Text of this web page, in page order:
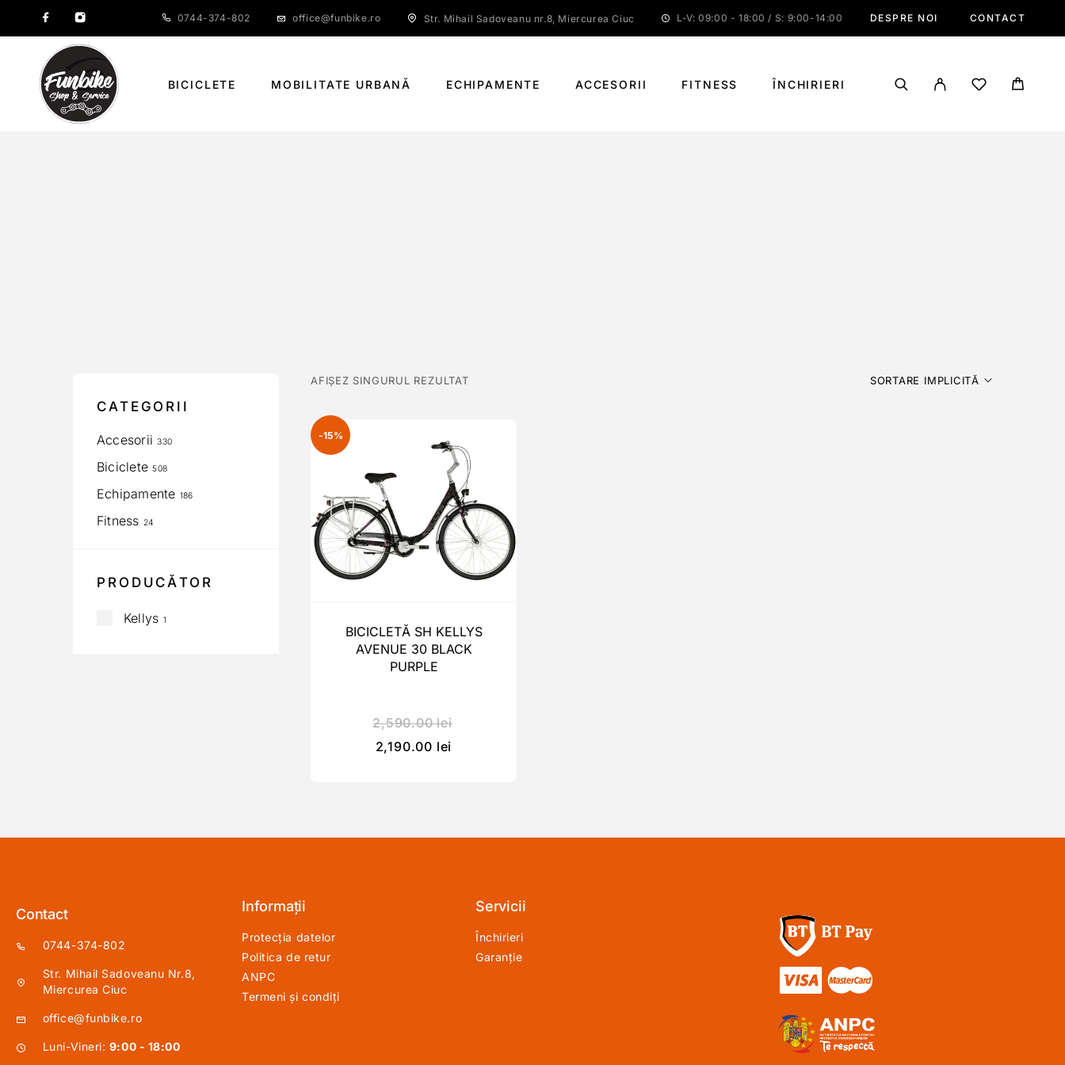
0744-374-802 office@funbike.ro Str. Mihail Sadoveanu nr.8, Miercurea Ciuc L-V: 09:00 - 18:00 / S: 9:00-14:00 DESPRE NOI CONTACT
BICICLETE MOBILITATE URBANĂ ECHIPAMENTE ACCESORII FITNESS ÎNCHIRIERI
CATEGORII
Accesorii 330
Biciclete 508
Echipamente 186
Fitness 24
PRODUCĂTOR
Kellys 1
AFIȘEZ SINGURUL REZULTAT SORTARE IMPLICITĂ
-15%
BICICLETĂ SH KELLYS
AVENUE 30 BLACK
PURPLE
2,590.00lei
2,190.00 lei
Contact
0744-374-802
Str. Mihail Sadoveanu Nr.8,
Miercurea Ciuc
office@funbike.ro
Luni-Vineri: 9:00 - 18:00
Informații
Protecția datelor
Politica de retur
ANPC
Termeni și condiți
Servicii
Închirieri
Garanție